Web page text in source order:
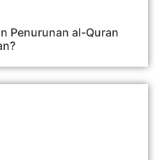
Penurunan al-Quran